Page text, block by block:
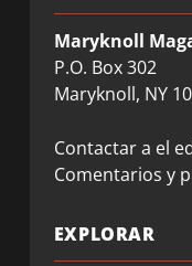
Maryknoll
P.O. Box 302
Maryknoll, NY
Contactar a el
Comentarios y
EXPLORAR